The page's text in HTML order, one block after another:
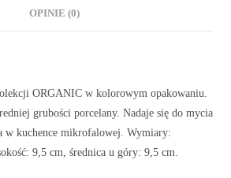
OPINIE (0)
ORGANIC w kolorowym opakowaniu.
grubości porcelany. Nadaje się do mycia
w kuchence mikrofalowej. Wymiary:
9,5 cm, średnica u góry: 9,5 cm.